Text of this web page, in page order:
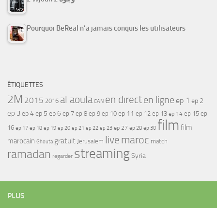
Pourquoi BeReal n’a jamais conquis les utilisateurs
ÉTIQUETTES
2M 2015 2016 al aoula CAN en directen ligne ep 1 ep 2
ep 3ep 4ep 5 ep 6 ep 7 ep 8 ep 9 ep 10 ep 11 ep 12 ep 13 ep 14 ep 15 ep
16 ep 17 ep 18 ep 19 ep 20 ep 21 ep 22 ep 23 ep 27 ep 28 ep 30 film film
marocain Ghouta gratuit Jerusalem live maroc match
ramadan regarder streamingSyria
PLUS